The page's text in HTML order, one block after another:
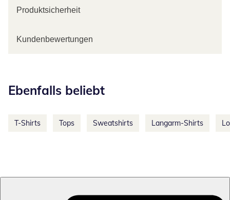
Produktsicherheit
Kundenbewertungen
Ebenfalls beliebt
T-Shirts Tops Sweatshirts Langarm-Shirts